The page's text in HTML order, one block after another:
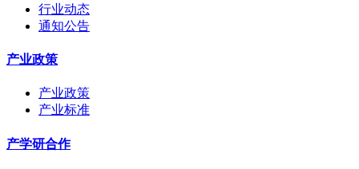
行业动态
通知公告
产业政策
产业政策
产业标准
产学研合作